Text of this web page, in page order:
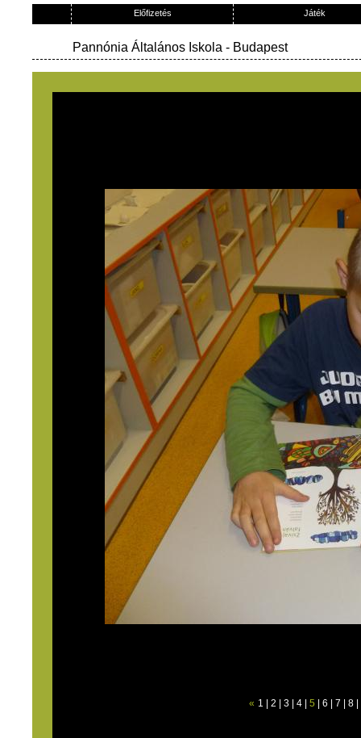
Előfizetés Játék
Pannónia Általános Iskola - Budapest
« 1 2 3| 4| 5 6 7 8|